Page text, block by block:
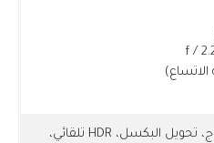
فلاش ليد مزدوج، تحويل البكسل، HDR تلقائي،